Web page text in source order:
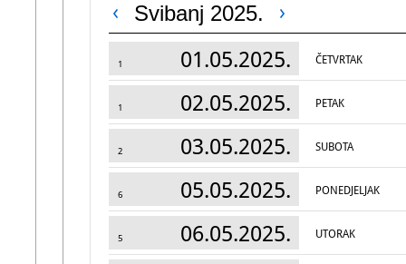
Svibanj 2025.
1 01.05.2025. ČETVRTAK
1 02.05.2025. PETAK
2 03.05.2025. SUBOTA
6 05.05.2025. PONEDJELJAK
5 06.05.2025. UTORAK